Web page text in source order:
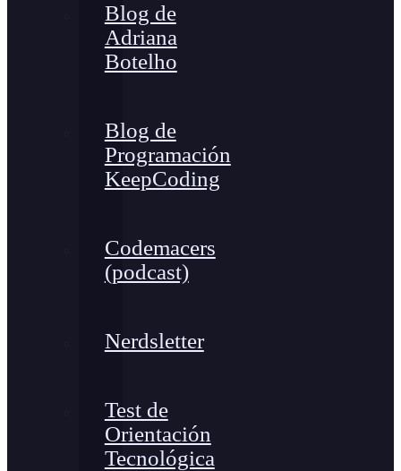
Blog de
Adriana
Botelho
Blog de
Programación
KeepCoding
Codemacers
(podcast)
Nerdsletter
Test de
Orientación
Tecnológica